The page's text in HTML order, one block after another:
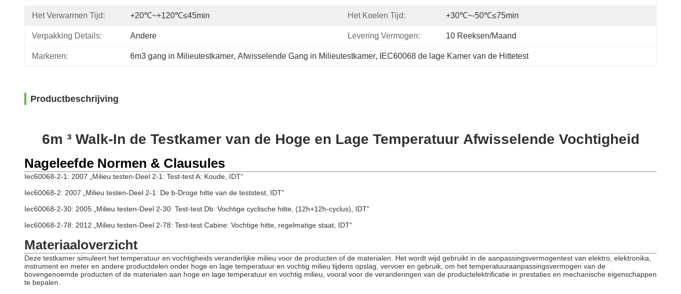
Het Verwarmen Tijd: +20℃~+120℃≤45min Het Koelen Tijd: +30℃~-50℃≤75min
Verpakking Details: Andere Levering Vermogen: 10 Reeksen/maand
Markeren: 6m3 gang in Milieutestkamer, Afwisselende Gang in Milieutestkamer, IEC60068 de lage Kamer van de Hittetest
Productbeschrijving
6m ³ Walk-In de Testkamer van de Hoge en Lage Temperatuur Afwisselende Vochtigheid
Nageleefde Normen & Clausules
Iec60068-2-1: 2007 „Milieu testen-Deel 2-1: Test-test A: Koude, IDT“
Iec60068-2: 2007 „Milieu testen-Deel 2-1: De b-Droge hitte van de teststest, IDT“
Iec60068-2-30: 2005 „Milieu testen-Deel 2-30: Test-test Db: Vochtige cyclische hitte, (12h+12h-cyclus), IDT“
Iec60068-2-78: 2012 „Milieu testen-Deel 2-78: Test-test Cabine: Vochtige hitte, regelmatige staat, IDT“
Materiaaloverzicht
Deze testkamer simuleert het temperatuur en vochtigheids veranderlijke milieu voor de producten of de materialen. Het wordt wijd gebruikt in de aanpassingsvermogentest van elektro, elektronika,
instrument en meter en andere productdelen onder hoge en lage temperatuur en vochtig milieu tijdens opslag, vervoer en gebruik, om het temperatuuraanpassingsvermogen van de
bovengenoemde producten of de materialen aan hoge en lage temperatuur en vochtig milieu, vooral voor de veranderingen van de productelektrificatie in prestaties en mechanische eigenschappen
te bepalen.